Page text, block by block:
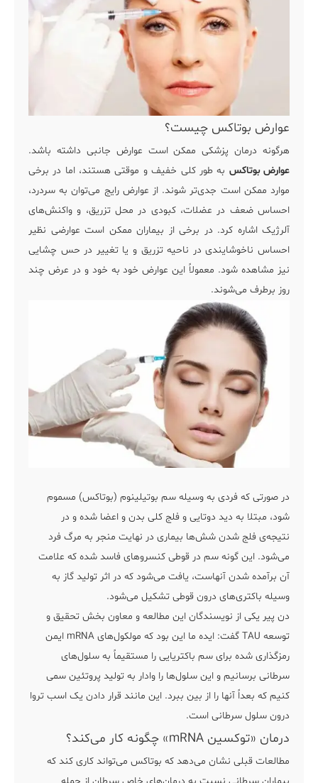
عوارض بوتاکس چیست؟
هرگونه درمان پزشکی ممکن است عوارض جانبی داشته باشد.
عوارض بوتاکس به طور کلی خفیف و موقتی هستند، اما در برخی
موارد ممکن است جدی‌تر شوند. از عوارض رایج می‌توان به سردرد،
احساس ضعف در عضلات، کبودی در محل تزریق، و واکنش‌های
آلرژیک اشاره کرد. در برخی از بیماران ممکن است عوارضی نظیر
احساس ناخوشایندی در ناحیه تزریق و یا تغییر در حس چشایی
نیز مشاهده شود. معمولاً این عوارض خود به خود و در عرض چند
روز برطرف می‌شوند.
در صورتی که فردی به وسیله سم بوتیلینوم (بوتاکس) مسموم
شود، مبتلا به دید دوتایی و فلج کلی بدن و اعضا شده و در
نتیجه‌ی فلج شدن شش‌ها بیماری در نهایت منجر به مرگ فرد
می‌شود. این گونه سم در قوطی کنسروهای فاسد شده که علامت
آن برآمده شدن آنهاست، یافت می‌شود که در اثر تولید گاز به
وسیله باکتری‌های درون قوطی تشکیل می‌شود.
دن پیر یکی از نویسندگان این مطالعه و معاون بخش تحقیق و
توسعه TAU گفت: ایده ما این بود که مولکول‌های mRNA ایمن
رمزگذاری شده برای سم باکتریایی را مستقیماً به سلول‌های
سرطانی برسانیم و این سلول‌ها را وادار به تولید پروتئین سمی
کنیم که بعداً آنها را از بین ببرد. این مانند قرار دادن یک اسب تروا
درون سلول سرطانی است.
درمان «توکسین mRNA» چگونه کار می‌کند؟
مطالعات قبلی نشان می‌دهد که بوتاکس می‌تواند کاری کند که